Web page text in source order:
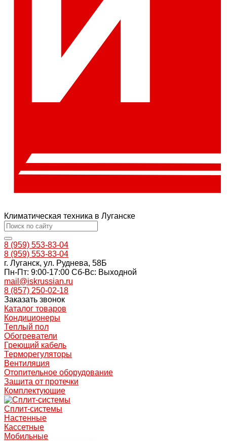
Климатическая техника в Луганске
8 (959) 553-83-04
8 (959) 553-83-04
г. Луганск, ул. Руднева, 58Б
Пн-Пт: 9:00-17:00 Cб-Вс: Выходной
mail@iskrussian.ru
8 (857) 250-02-18
Заказать звонок
Каталог товаров
Кондиционеры
Теплый пол
Обогреватели
Греющий кабель
Терморегуляторы
Вентиляция
Отопительное оборудование
Защита от протечки
Комплектующие
Сплит-системы
Настенные
Кассетные
Мобильные